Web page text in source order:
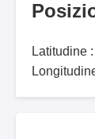
Latitudine